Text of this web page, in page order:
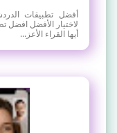
أفضل تطبيقات
أيها القراء الأعز...